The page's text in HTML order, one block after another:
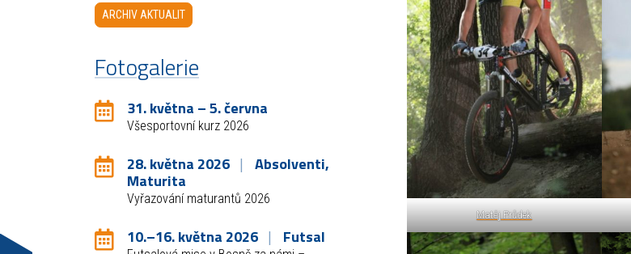
Matěj Průdek
ARCHIV AKTUALIT
Fotogalerie
31. května – 5. června
Všesportovní kurz 2026
28. května 2026 Absolventi,
Maturita
Vyřazování maturantů 2026
10.–16. května 2026 Futsal